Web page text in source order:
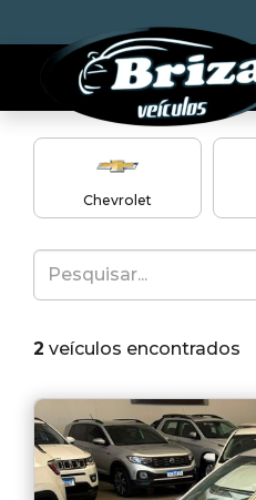
Chevrolet
2 veículos encontrados